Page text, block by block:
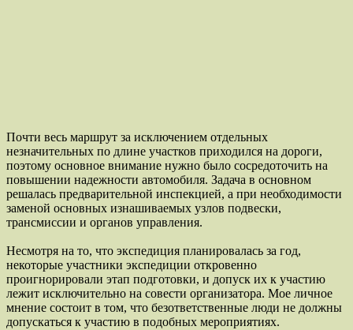
Почти весь маршрут за исключением отдельных
незначительных по длине участков приходился на дороги,
поэтому основное внимание нужно было сосредоточить на
повышении надежности автомобиля. Задача в основном
решалась предварительной инспекцией, а при необходимости
заменой основных изнашиваемых узлов подвески,
трансмиссии и органов управления.
Несмотря на то, что экспедиция планировалась за год,
некоторые участники экспедиции откровенно
проигнорировали этап подготовки, и допуск их к участию
лежит исключительно на совести организатора. Мое личное
мнение состоит в том, что безответственные люди не должны
допускаться к участию в подобных мероприятиях.